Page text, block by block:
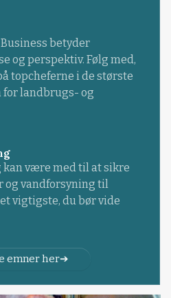
betyder
og perspektiv. Følg med,
topcheferne i de største
landbrugs- og
være med til at sikre
vandforsyning til
vigtigste, du bør vide
emner her